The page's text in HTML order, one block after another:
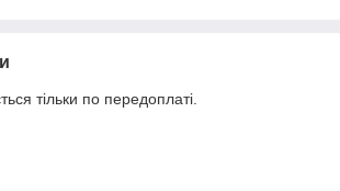
тільки по передоплаті.